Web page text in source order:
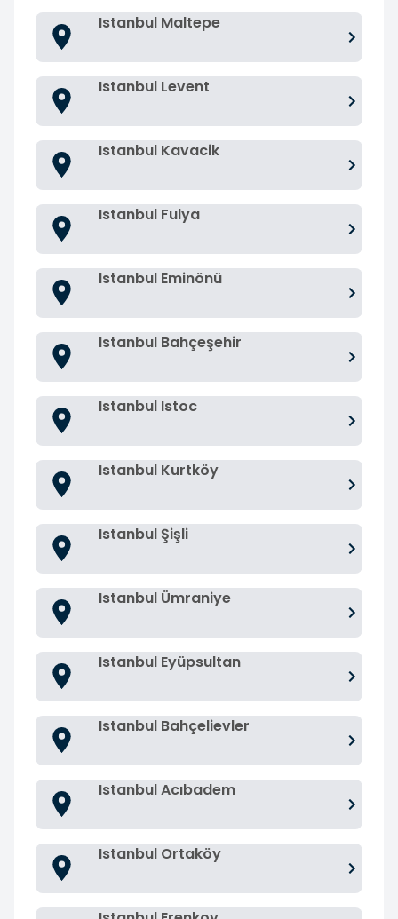
Istanbul Maltepe
Istanbul Levent
Istanbul Kavacik
Istanbul Fulya
Istanbul Eminönü
Istanbul Bahçeşehir
Istanbul Istoc
Istanbul Kurtköy
Istanbul Şişli
Istanbul Ümraniye
Istanbul Eyüpsultan
Istanbul Bahçelievler
Istanbul Acıbadem
Istanbul Ortaköy